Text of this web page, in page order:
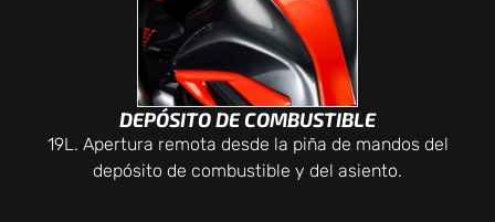
DEPÓSITO DE COMBUSTIBLE
19L. Apertura remota desde la piña de mandos del
depósito de combustible y del asiento.